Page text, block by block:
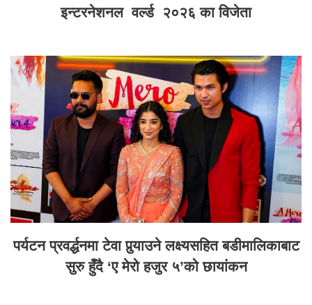
इन्टरनेशनल वर्ल्ड २०२६ का विजेता
पर्यटन प्रवर्द्धनमा टेवा पुर्‍याउने लक्ष्यसहित बडीमालिकाबाट
सुरु हुँदै ‘ए मेरो हजुर ५’को छायांकन